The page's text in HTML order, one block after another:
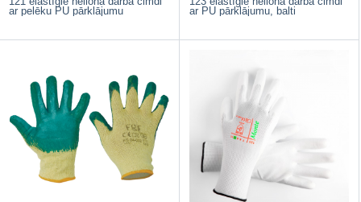
ar pelēku PU pārklājumu
ar PU pārklājumu, balti